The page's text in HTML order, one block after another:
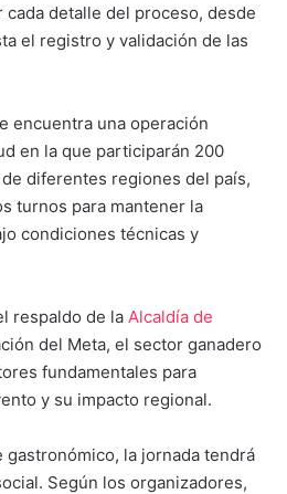
detalle del proceso, desde
el registro y validación de las
encuentra una operación
en la que participarán 200
diferentes regiones del país,
turnos para mantener la
condiciones técnicas y
respaldo de la Alcaldía de
del Meta, el sector ganadero
fundamentales para
y su impacto regional.
gastronómico, la jornada tendrá
Según los organizadores,